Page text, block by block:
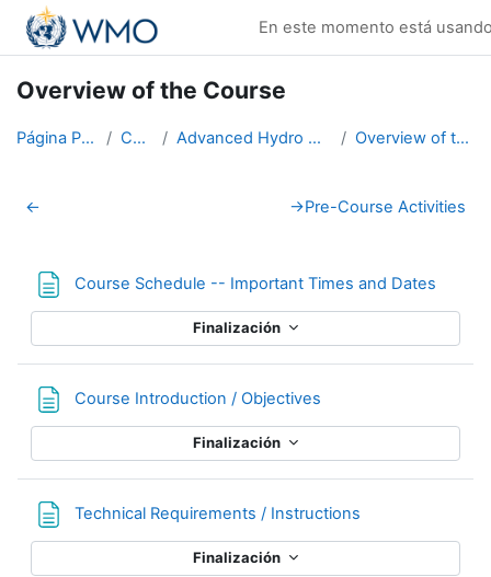
Salta al contenido principal
En este momento está
Overview of the Course
Página Principal Cursos Advanced Hydro Course-2018 Overview of the Course
Perfilado de sección
← →Pre-Course Activities
Course Schedule -- Important Times and Dates
Finalización
Course Introduction / Objectives
Finalización
Technical Requirements / Instructions
Finalización